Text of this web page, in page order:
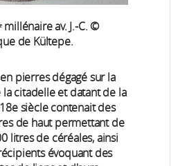
millénaire av. J.-C. ©
de Kültepe.
pierres dégagé sur la
citadelle et datant de la
siècle contenait des
de haut permettant de
litres de céréales, ainsi
évoquant des